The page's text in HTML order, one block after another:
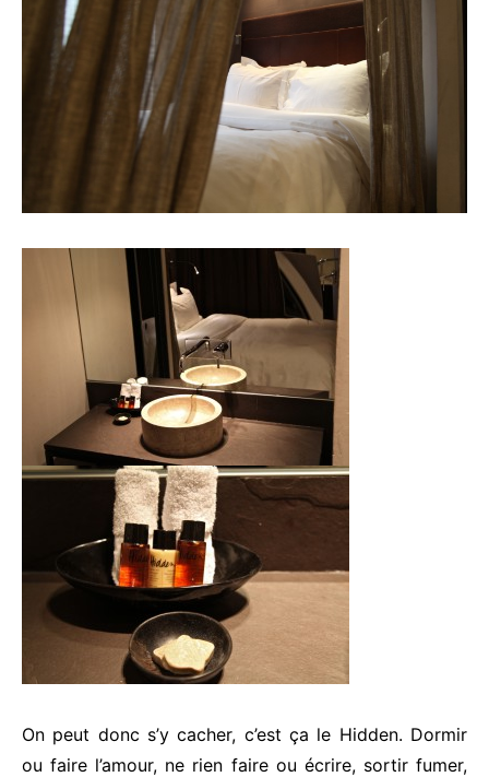
On peut donc s’y cacher, c’est ça le Hidden. Dormir
ou faire l’amour, ne rien faire ou écrire, sortir fumer,